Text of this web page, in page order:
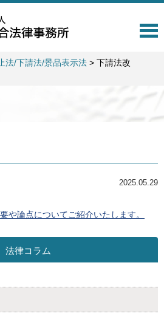
T
a
i
法/下請法/景品表示法 >下請法改
2025.05.29
や論点についてご紹介いたします。
法律コラム